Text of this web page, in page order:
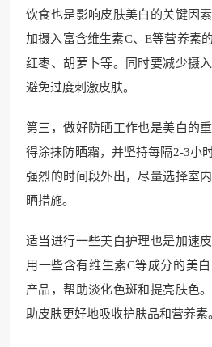
饮食也是影响皮肤美白的关键因
加摄入富含维生素C、E等营养素
红枣、胡萝卜等。同时要减少摄
避免过度刺激皮肤。
第三，做好防晒工作也是美白的
得涂抹防晒霜，并坚持每隔2-3小
强烈的时间段外出，尽量选择室
晒措施。
适当进行一些美白护理也是加速
用一些含有维生素C等成分的美
产品，帮助淡化色斑和提亮肤色
助皮肤更好地吸收护肤品和营养素